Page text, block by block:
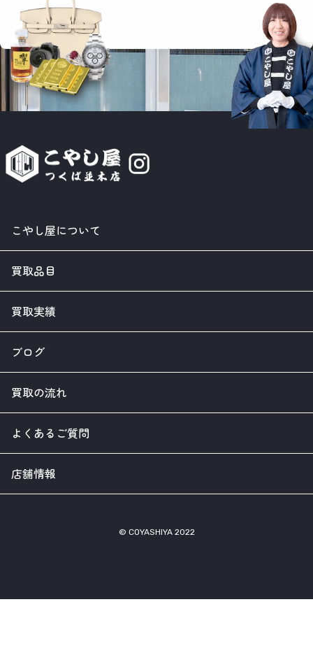
こやし屋について
買取品目
買取実績
ブログ
買取の流れ
よくあるご質問
店舗情報
© COYASHIYA 2022